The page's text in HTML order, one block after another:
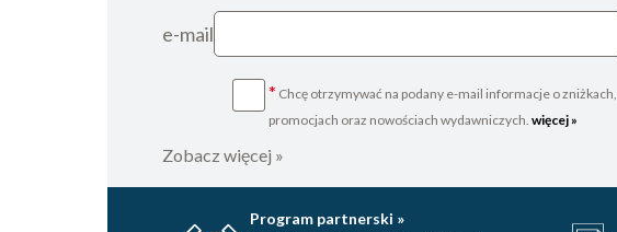
e-mail
* Chcę otrzymywać na podany e-mail informacje o zniżkach,
promocjach oraz nowościach wydawniczych. więcej »
Zobacz więcej »
Program partnerski »